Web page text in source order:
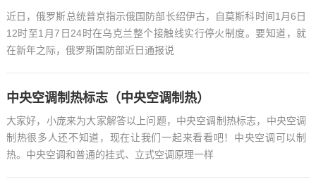
近日，俄罗斯总统普京指示俄国防部长绍伊古，自莫斯科时间1月6日
12时至1月7日24时在乌克兰整个接触线实行停火制度。要知道，就
在新年之际，俄罗斯国防部近日通报说
中央空调制热标志（中央空调制热）
大家好，小庞来为大家解答以上问题，中央空调制热标志，中央空调
制热很多人还不知道，现在让我们一起来看看吧！中央空调可以制
热。中央空调和普通的挂式、立式空调原理一样